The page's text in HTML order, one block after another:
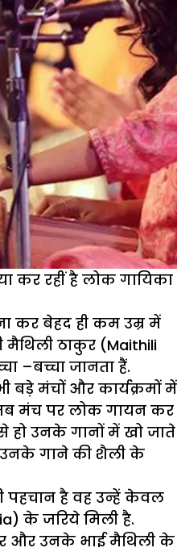
कर रहीं है लोक गायिका
कर बेहद ही कम उम्र में
ठाकुर (Maithili
–बच्चा जानता हैं.
मंचों और कार्यक्रमों में
जब मंच पर लोक गायन कर
से हो उनके गानों में खो जाते
उनके गाने की शैली के
पहचान है वह उन्हें केवल
के जरिये मिली है.
और उनके भाई मैथिली के